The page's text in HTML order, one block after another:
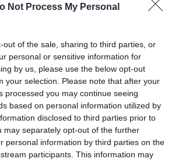
Not Process My Personal
out of the sale, sharing to third parties, or
personal or sensitive information for
by us, please use the below opt-out
your selection. Please note that after your
processed you may continue seeing
based on personal information utilized by
disclosed to third parties prior to
may separately opt-out of the further
personal information by third parties on the
participants. This information may
is!
nyugdíj előtt állókat
ekkor számít szolgálati időnek